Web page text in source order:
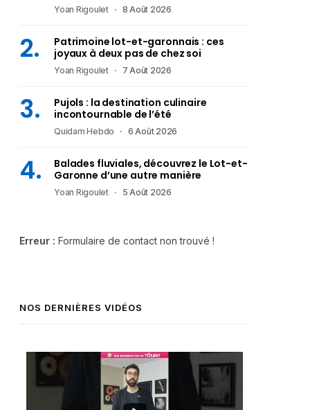
Yoan Rigoulet 8 Août 2026
Patrimoine lot-et-garonnais : ces
joyaux à deux pas de chez soi
Yoan Rigoulet 7 Août 2026
Pujols : la destination culinaire
incontournable de l’été
Quidam Hebdo 6 Août 2026
Balades fluviales, découvrez le Lot-et-
Garonne d’une autre manière
Yoan Rigoulet 5 Août 2026
Erreur : Formulaire de contact non trouvé !
NOS DERNIÈRES VIDÉOS